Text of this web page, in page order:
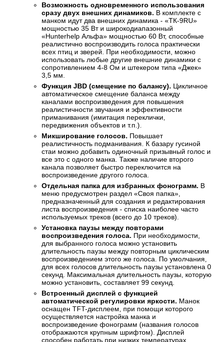
Возможность одновременного использования
сразу двух внешних динамиков. В комплекте с
манком идут два внешних динамика - «ТК-9RU»
мощностью 35 Вт и широкодиапазонный
«Hunterhelp Альфа» мощностью 60 Вт, способные
реалистично воспроизводить голоса практически
всех птиц и зверей. При необходимости, можно
использовать любые другие внешние динамики с
сопротивлением 4-8 Ом и штекером типа «Джек»
3,5 мм.
Функция JBD (смещение по балансу). Цикличное
автоматическое смещение баланса между
каналами воспроизведения для повышения
реалистичности звучания и эффективности
приманивания (имитация переклички,
передвижения объектов и т.п.).
Микширование голосов. Повышает
реалистичность подманивания. К базару гусиной
стаи можно добавить одиночный призывный голос и
все это с одного манка. Также наличие второго
канала позволяет быстро переключится на
воспроизведение другого голоса.
Отдельная папка для избранных фонограмм. В
меню предусмотрен раздел «Своя папка»,
предназначенный для создания и редактирования
листа воспроизведения - списка наиболее часто
используемых треков (всего до 10 треков).
Установка паузы между повторами
воспроизведения голоса. При необходимости,
для выбранного голоса можно установить
длительность паузы между повторным циклическим
воспроизведением этого же голоса. По умолчания,
для всех голосов длительность паузы установлена 0
секунд. Максимальная длительность паузы, которую
можно установить, составляет 99 секунд.
Встроенный дисплей с функцией
автоматической регулировки яркости. Манок
оснащен TFT-дисплеем, при помощи которого
осуществляется настройка манка и
воспроизведение фонограмм (названия голосов
отображаются крупным шрифтом). Дисплей
способен работать при низких температурах